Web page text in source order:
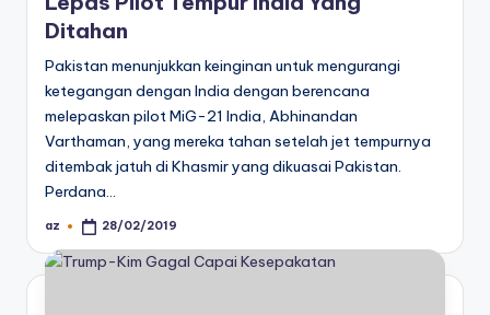
Ditahan
Pakistan menunjukkan keinginan untuk mengurangi
ketegangan dengan India dengan berencana
melepaskan pilot MiG-21 India, Abhinandan
Varthaman, yang mereka tahan setelah jet tempurnya
ditembak jatuh di Khasmir yang dikuasai Pakistan.
Perdana…
Posted
az 28/02/2019